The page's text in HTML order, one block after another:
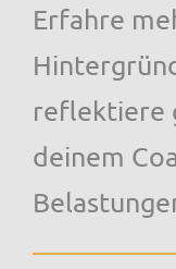
Erfahre
reflektiere
deinem